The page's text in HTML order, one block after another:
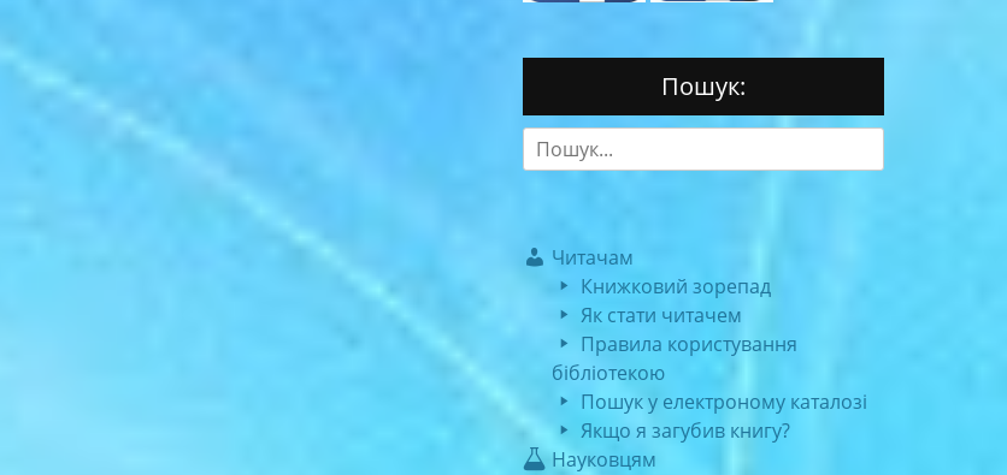
Пошук:
Search
for:
Читачам
Книжковий зорепад
Як стати читачем
Правила користування
бібліотекою
Пошук у електроному каталозі
Якщо я загубив книгу?
Науковцям